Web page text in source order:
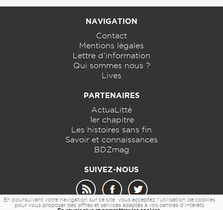
NAVIGATION
Contact
Mentions légales
Lettre d'information
Qui sommes nous ?
Lives
PARTENAIRES
ActuaLitté
1er chapitre
Les histoires sans fin
Savoir et connaissances
BDZmag
SUIVEZ-NOUS
En poursuivant votre navigation sur ce site, vous acceptez l'utilisation de cookies
pour vous proposer des offres et services adaptés à vos centres d'intérêts